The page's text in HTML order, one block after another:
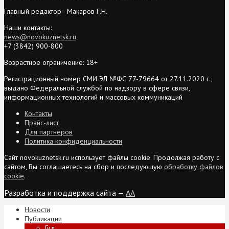
Главный редактор - Макаров Г.Н.
Наши контакты:
news@novokuznetsk.ru
+7 (3842) 900-800
Возрастное ограничение: 18+
Регистрационный номер СМИ ЭЛ №ФС 77-79664 от 27.11.2020 г.,
выдано Федеральной службой по надзору в сфере связи,
информационных технологий и массовых коммуникаций
Контакты
Прайс-лист
Для партнеров
Политика конфиденциальности
Сайт novokuznetsk.ru использует файлы cookie. Продолжая работу с
сайтом, Вы соглашаетесь на сбор и последующую обработку файлов
cookie.
Разработка и поддержка сайта — AA
Новости
Публикации